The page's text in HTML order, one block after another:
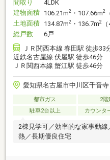
間取り
4LDK
建物面積 106.21m2 ・107.66m2
土地面積 134.87m2 ・136.7m2
総戸数
6戸
ＪＲ関西本線 春田駅 徒歩33
近鉄名古屋線 伏屋駅 徒歩46分
ＪＲ関西本線 蟹江駅 徒歩46分
愛知県名古屋市中川区千音寺
都市ガス 2階
駐車2台以上
カウンタ
2棟見学可／効率的な家事動
熱／長期優良住宅